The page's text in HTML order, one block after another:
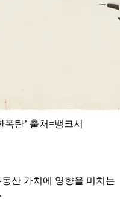
탄’ 출처=뱅크시
산 가치에 영향을 미치는